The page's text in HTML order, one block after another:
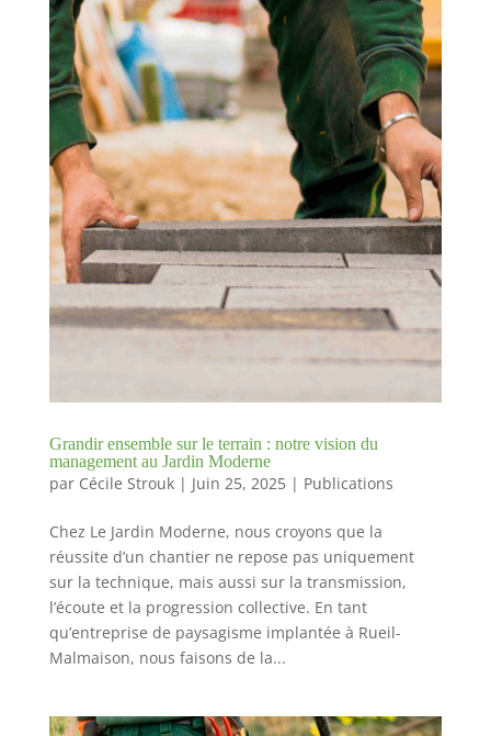
Grandir ensemble sur le terrain : notre vision du
management au Jardin Moderne
par Cécile Strouk| Juin 25, 2025| Publications
Chez Le Jardin Moderne, nous croyons que la
réussite d’un chantier ne repose pas uniquement
sur la technique, mais aussi sur la transmission,
l’écoute et la progression collective. En tant
qu’entreprise de paysagisme implantée à Rueil-
Malmaison, nous faisons de la...